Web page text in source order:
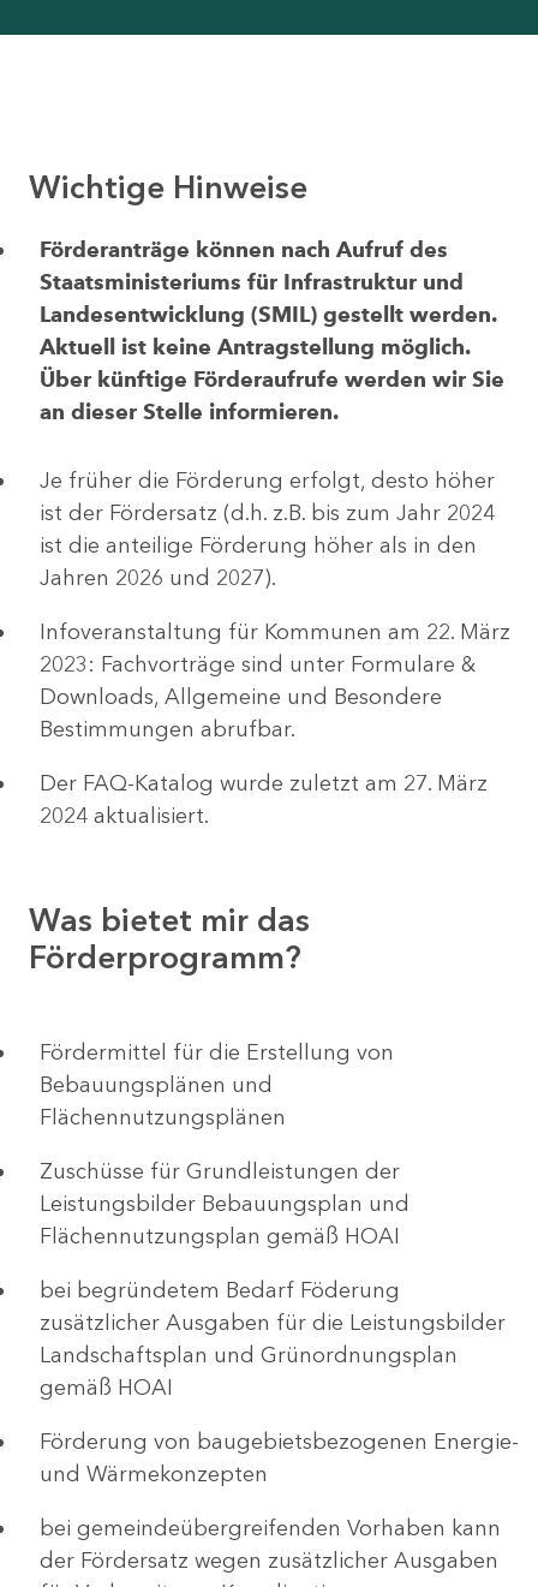
Wichtige Hinweise
Förderanträge können nach Aufruf des
Staatsministeriums für Infrastruktur und
Landesentwicklung (SMIL) gestellt werden.
Aktuell ist keine Antragstellung möglich.
Über künftige Förderaufrufe werden wir Sie
an dieser Stelle informieren.
Je früher die Förderung erfolgt, desto höher
ist der Fördersatz (d.h. z.B. bis zum Jahr 2024
ist die anteilige Förderung höher als in den
Jahren 2026 und 2027).
Infoveranstaltung für Kommunen am 22. März
2023: Fachvorträge sind unter Formulare &
Downloads, Allgemeine und Besondere
Bestimmungen abrufbar.
Der FAQ-Katalog wurde zuletzt am 27. März
2024 aktualisiert.
Was bietet mir das
Förderprogramm?
Fördermittel für die Erstellung von
Bebauungsplänen und
Flächennutzungsplänen
Zuschüsse für Grundleistungen der
Leistungsbilder Bebauungsplan und
Flächennutzungsplan gemäß HOAI
bei begründetem Bedarf Föderung
zusätzlicher Ausgaben für die Leistungsbilder
Landschaftsplan und Grünordnungsplan
gemäß HOAI
Förderung von baugebietsbezogenen Energie-
und Wärmekonzepten
bei gemeindeübergreifenden Vorhaben kann
der Fördersatz wegen zusätzlicher Ausgaben